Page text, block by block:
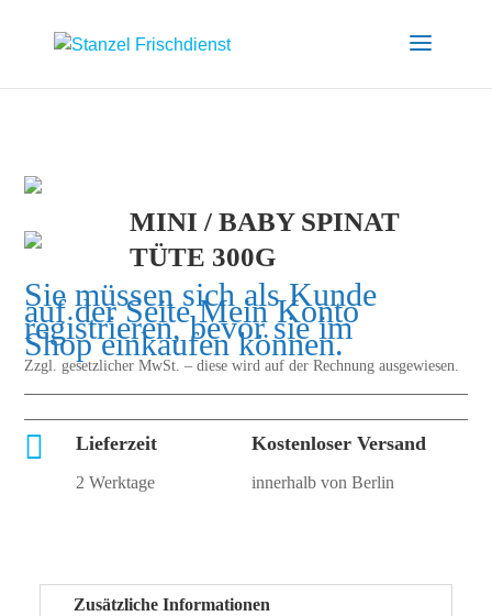
MINI / BABY SPINAT
TÜTE 300G
Sie müssen sich als Kunde
auf der SeiteMein Konto
registrieren, bevor sie im
Shop einkaufen können.
Zzgl. gesetzlicher MwSt. – diese wird auf der Rechnung ausgewiesen.
 Lieferzeit
2 Werktage
Kostenloser Versand
innerhalb von Berlin
Zusätzliche Informationen